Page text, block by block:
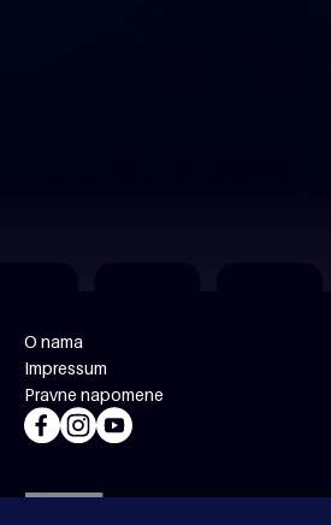
O nama
Impressum
Pravne napomene